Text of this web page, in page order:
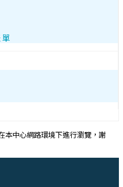
本中心網路環境下進行瀏覽，謝